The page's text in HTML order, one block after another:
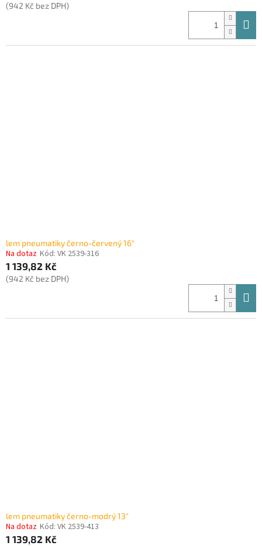
(942 Kč bez DPH)
lem pneumatiky černo-červený 16"
Na dotaz Kód: VK 2539-316
1 139,82 Kč
(942 Kč bez DPH)
lem pneumatiky černo-modrý 13"
Na dotaz Kód: VK 2539-413
1 139,82 Kč